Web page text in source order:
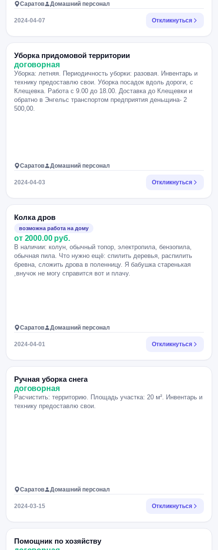
Саратов Домашний персонал
2024-04-07 Откликнуться
Уборка придомовой территории
договорная
Уборка: летняя. Периодичность уборки: разовая. Инвентарь и
технику предоставлю свои. Уборка посадок вдоль дороги, с
Клещевка. Работа с 9.00 до 18.00. Доставка до Клещевки и
обратно в Энгельс транспортом предприятия деньщина- 2
500,00.
Саратов Домашний персонал
2024-04-03 Откликнуться
Колка дров
возможна работа на дому
от 2000.00 руб.
В наличии: колун, обычный топор, электропила, бензопила,
обычная пила. Что нужно ещё: спилить деревья, распилить
бревна, сложить дрова в поленницу. Я бабушка старенькая
,внучок не могу справится вот и плачу.
Саратов Домашний персонал
2024-04-01 Откликнуться
Ручная уборка снега
договорная
Расчистить: территорию. Площадь участка: 20 м². Инвентарь и
технику предоставлю свои.
Саратов Домашний персонал
2024-03-15 Откликнуться
Помощник по хозяйству